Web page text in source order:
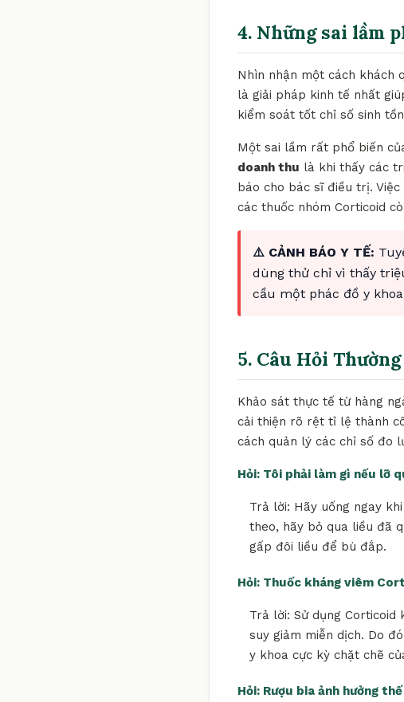
4. Những sai lầm
Nhìn nhận một cách khách
là giải pháp kinh tế nhất
kiểm soát tốt chỉ số sinh
Một sai lầm rất phổ biến
doanh thu là khi thấy các
báo cho bác sĩ điều trị.
các thuốc nhóm Corticoid
⚠️ CẢNH BÁO Y TẾ:
dùng thử chỉ vì thấy
cầu một phác đồ y
5. Câu Hỏi
Khảo sát thực tế từ hàng
cải thiện rõ rệt tỉ lệ thành
cách quản lý các chỉ số đo
Hỏi: Tôi phải làm gì nếu lỡ
Trả lời: Hãy uống ngay
theo, hãy bỏ qua liều đã
gấp đôi liều để bù đắp.
Hỏi: Thuốc kháng viêm
Trả lời: Sử dụng
suy giảm miễn dịch. Do
y khoa cực kỳ chặt chẽ
Hỏi: Rượu bia ảnh hưởng